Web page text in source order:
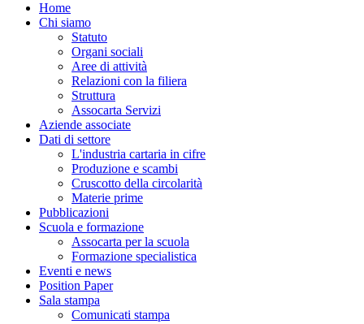
Home
Chi siamo
Statuto
Organi sociali
Aree di attività
Relazioni con la filiera
Struttura
Assocarta Servizi
Aziende associate
Dati di settore
L'industria cartaria in cifre
Produzione e scambi
Cruscotto della circolarità
Materie prime
Pubblicazioni
Scuola e formazione
Assocarta per la scuola
Formazione specialistica
Eventi e news
Position Paper
Sala stampa
Comunicati stampa